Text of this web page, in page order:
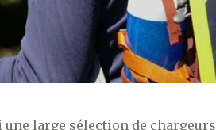
large sélection de